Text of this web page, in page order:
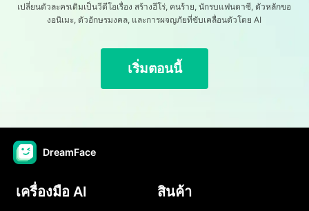
เปลี่ยนตัวละครเดิมเป็นวีดีโอเรื่อง สร้างฮีโร่, คนร้าย, นักรบแฟนตาซี, ตัวหลักขอ
งอนิเมะ, ตัวอักษรมงคล, และการผจญภัยที่ขับเคลื่อนตัวโดย AI
เริ่มตอนนี้
DreamFace
เครื่องมือ AI สินค้า